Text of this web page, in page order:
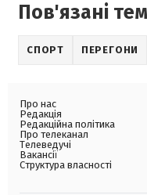
Пов'язані
СПОРТ ПЕРЕГОНИ
Про нас
Редакція
Редакційна політика
Про телеканал
Телеведучі
Вакансії
Структура власності